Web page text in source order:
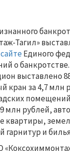
Тагил»
сайте Единого
о
выставлено
кран за 4,7 млн
млн рублей,
квартиры,
гарнитур и